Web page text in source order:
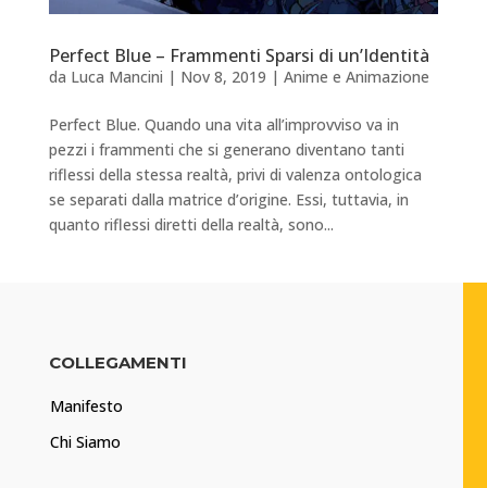
Perfect Blue – Frammenti Sparsi di un’Identità
da Luca Mancini | Nov 8, 2019 | Anime e Animazione
Perfect Blue. Quando una vita all’improvviso va in
pezzi i frammenti che si generano diventano tanti
riflessi della stessa realtà, privi di valenza ontologica
se separati dalla matrice d’origine. Essi, tuttavia, in
quanto riflessi diretti della realtà, sono...
COLLEGAMENTI
Manifesto
Chi Siamo